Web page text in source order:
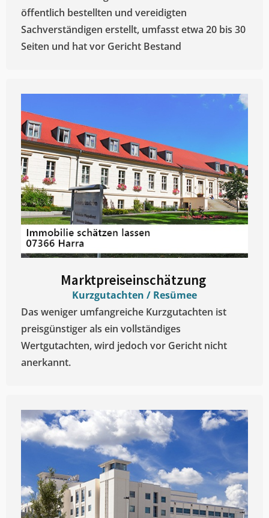
öffentlich bestellten und vereidigten
Sachverständigen erstellt, umfasst etwa 20 bis 30
Seiten und hat vor Gericht Bestand
Marktpreiseinschätzung ​
Kurzgutachten / Resümee
Das weniger umfangreiche Kurzgutachten ist
preisgünstiger als ein vollständiges
Wertgutachten, wird jedoch vor Gericht nicht
anerkannt.